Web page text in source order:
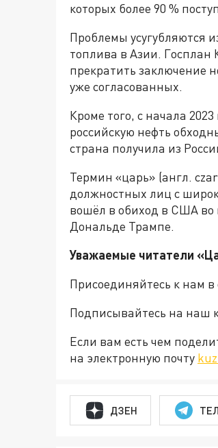
которых более 90 %
Проблемы усугубляются
топлива в Азии.
прекратить заключение
уже согласованных.
Кроме того, с начала
российскую нефть
страна получила из
Термин «царь» (англ.
должностных лиц с
вошёл в обиход в США во
Дональде Трампе.
Уважаемые читатели
Присоединяйтесь к нам в
Подписывайтесь на наш
Если вам есть чем
на электронную почту
ДЗЕН